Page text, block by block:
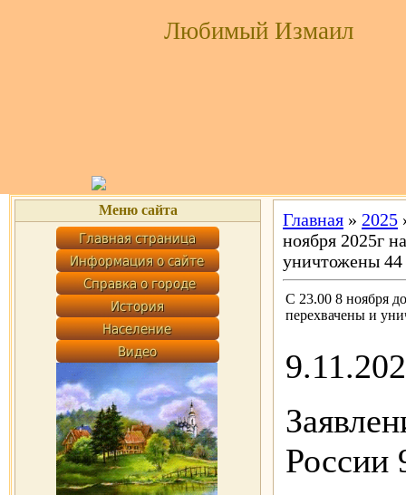
Любимый Измаил
Меню сайта Главная » 2025
ноября 2025г
уничтожены
С 23.00 8 ноября
перехвачены и
России